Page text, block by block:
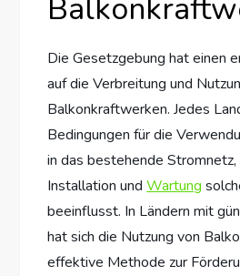
Die Gesetzgebung hat einen
auf die Verbreitung und
Balkonkraftwerken. Jedes
Bedingungen für die
in das bestehende
Installation undWartung
beeinflusst. In Ländern mit
hat sich die Nutzung von
effektive Methode zur